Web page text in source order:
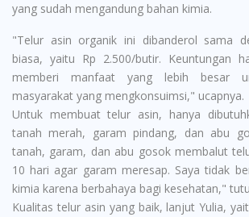
yang sudah mengandung bahan kimia.
"Telur asin organik ini dibanderol sama
biasa, yaitu Rp 2.500/butir. Keuntungan
memberi manfaat yang lebih besar
masyarakat yang mengkonsuimsi," ucapnya.
Untuk membuat telur asin, hanya
tanah merah, garam pindang, dan abu
tanah, garam, dan abu gosok membalut
10 hari agar garam meresap. Saya tidak
kimia karena berbahaya bagi kesehatan,"
Kualitas telur asin yang baik, lanjut Yulia,